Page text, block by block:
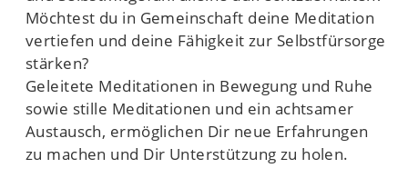
Möchtest du in Gemeinschaft deine Meditation
vertiefen und deine Fähigkeit zur Selbstfürsorge
stärken?
Geleitete Meditationen in Bewegung und Ruhe
sowie stille Meditationen und ein achtsamer
Austausch, ermöglichen Dir neue Erfahrungen
zu machen und Dir Unterstützung zu holen.